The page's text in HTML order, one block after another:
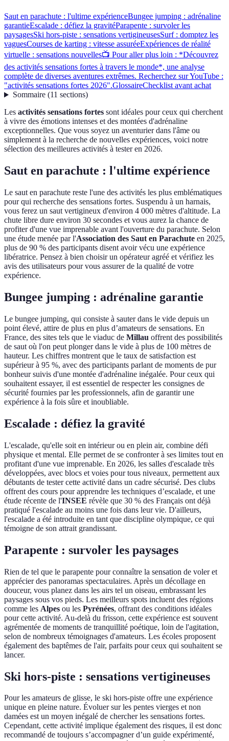
Saut en parachute : l'ultime expérienceBungee jumping : adrénaline
garantieEscalade : défiez la gravitéParapente : survoler les
paysagesSki hors-piste : sensations vertigineusesSurf : domptez les
vaguesCourses de karting : vitesse assuréeExpériences de réalité
virtuelle : sensations nouvelles📺 Pour aller plus loin : *Découvrez
des activités sensations fortes à travers le monde*, une analyse
complète de diverses aventures extrêmes. Recherchez sur YouTube :
"activités sensations fortes 2026".GlossaireChecklist avant achat
Sommaire(11 sections)
Les activités sensations fortes sont idéales pour ceux qui cherchent
à vivre des émotions intenses et des montées d'adrénaline
exceptionnelles. Que vous soyez un aventurier dans l'âme ou
simplement à la recherche de nouvelles expériences, voici notre
sélection des meilleures activités à tester en 2026.
Saut en parachute : l'ultime expérience
Le saut en parachute reste l'une des activités les plus emblématiques
pour qui recherche des sensations fortes. Suspendu à un harnais,
vous ferez un saut vertigineux d'environ 4 000 mètres d'altitude. La
chute libre dure environ 30 secondes et vous aurez la chance de
profiter d'une vue imprenable avant l'ouverture du parachute. Selon
une étude menée par l'Association des Saut en Parachute en 2025,
plus de 90 % des participants disent avoir vécu une expérience
libératrice. Pensez à bien choisir un opérateur agréé et vérifiez les
avis des utilisateurs pour vous assurer de la qualité de votre
expérience.
Bungee jumping : adrénaline garantie
Le bungee jumping, qui consiste à sauter dans le vide depuis un
point élevé, attire de plus en plus d’amateurs de sensations. En
France, des sites tels que le viaduc de Millau offrent des possibilités
de saut où l'on peut plonger dans le vide à plus de 100 mètres de
hauteur. Les chiffres montrent que le taux de satisfaction est
supérieur à 95 %, avec des participants parlant de moments de pur
bonheur suivis d'une montée d'adrénaline inégalée. Pour ceux qui
souhaitent essayer, il est essentiel de respecter les consignes de
sécurité fournies par les professionnels, afin de garantir une
expérience à la fois sûre et inoubliable.
Escalade : défiez la gravité
L'escalade, qu'elle soit en intérieur ou en plein air, combine défi
physique et mental. Elle permet de se confronter à ses limites tout en
profitant d'une vue imprenable. En 2026, les salles d'escalade très
développées, avec blocs et voies pour tous niveaux, permettent aux
débutants de tester cette activité dans un cadre sécurisé. Des clubs
offrent des cours pour apprendre les techniques d’escalade, et une
étude récente de l'INSEE révèle que 30 % des Français ont déjà
pratiqué l'escalade au moins une fois dans leur vie. D'ailleurs,
l'escalade a été introduite en tant que discipline olympique, ce qui
témoigne de son attrait grandissant.
Parapente : survoler les paysages
Rien de tel que le parapente pour connaître la sensation de voler et
apprécier des panoramas spectaculaires. Après un décollage en
douceur, vous planez dans les airs tel un oiseau, embrassant les
paysages sous vos pieds. Les meilleurs spots incluent des régions
comme les Alpes ou les Pyrénées, offrant des conditions idéales
pour cette activité. Au-delà du frisson, cette expérience est souvent
agrémentée de moments de tranquillité poétique, loin de l'agitation,
selon de nombreux témoignages d'amateurs. Les écoles proposent
également des baptêmes de l'air, parfaits pour ceux qui souhaitent se
lancer.
Ski hors-piste : sensations vertigineuses
Pour les amateurs de glisse, le ski hors-piste offre une expérience
unique en pleine nature. Évoluer sur les pentes vierges et non
damées est un moyen inégalé de chercher les sensations fortes.
Cependant, cette activité implique également des risques, il est donc
recommandé de toujours s’accompagner d’un guide expérimenté,